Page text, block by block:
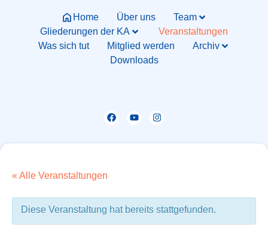
Home Über uns
Team
Gliederungen der KA
Veranstaltungen
Was sich tut
Mitglied werden
Archiv
Downloads
« Alle Veranstaltungen
Diese Veranstaltung hat bereits stattgefunden.